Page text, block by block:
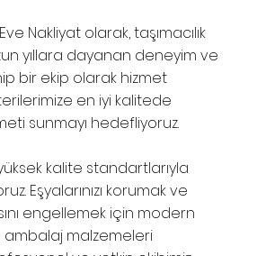
Nakliyat olarak, taşımacılık
yıllara dayanan deneyim ve
bir ekip olarak hizmet
en iyi kalitede
sunmayı hedefliyoruz.
kalite standartlarıyla
Eşyalarınızı korumak ve
engellemek için modern
malzemeleri